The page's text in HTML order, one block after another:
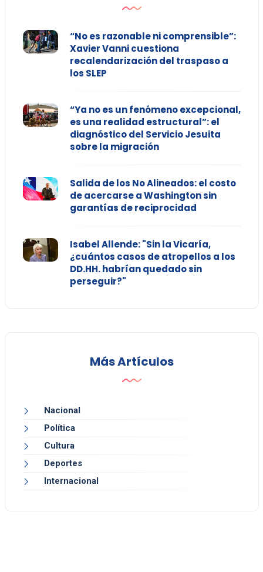
“No es razonable ni comprensible”:
Xavier Vanni cuestiona
recalendarización del traspaso a
los SLEP
“Ya no es un fenómeno excepcional,
es una realidad estructural”: el
diagnóstico del Servicio Jesuita
sobre la migración
Salida de los No Alineados: el costo
de acercarse a Washington sin
garantías de reciprocidad
Isabel Allende: "Sin la Vicaría,
¿cuántos casos de atropellos a los
DD.HH. habrían quedado sin
perseguir?"
Más Artículos
Nacional
Política
Cultura
Deportes
Internacional